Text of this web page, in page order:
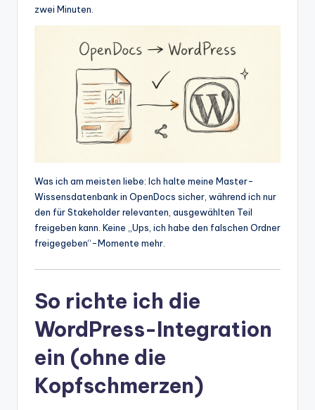
zwei Minuten.
Was ich am meisten liebe: Ich halte meine Master-
Wissensdatenbank in OpenDocs sicher, während ich nur
den für Stakeholder relevanten, ausgewählten Teil
freigeben kann. Keine „Ups, ich habe den falschen Ordner
freigegeben“-Momente mehr.
So richte ich die
WordPress-Integration
ein (ohne die
Kopfschmerzen)